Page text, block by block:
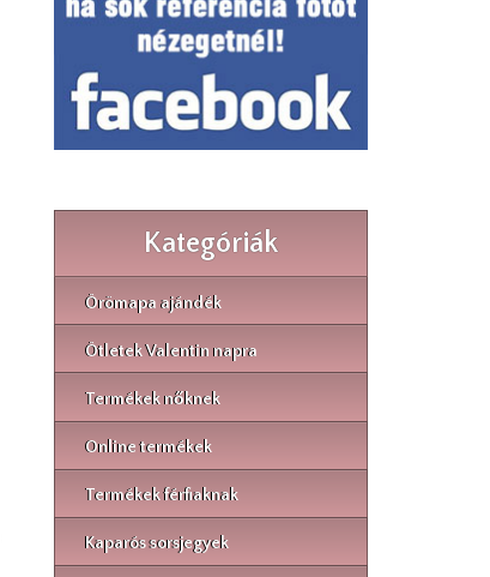
Kategóriák
Örömapa ajándék
Ötletek Valentin napra
Termékek nőknek
Online termékek
Termékek férfiaknak
Kaparós sorsjegyek